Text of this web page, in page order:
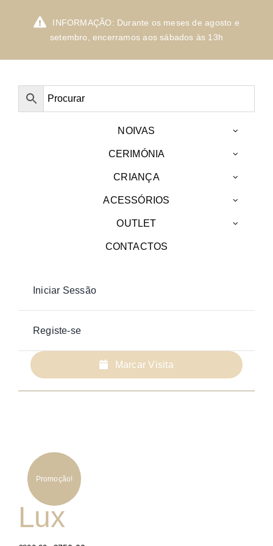
INFORMAÇÃO: Durante os meses de agosto e
setembro, encerramos aos sábados às 13h
NOIVAS
CERIMÓNIA
CRIANÇA
ACESSÓRIOS
OUTLET
CONTACTOS
Iniciar Sessão
Registe-se
Marcar Visita
Promoção!
Lux